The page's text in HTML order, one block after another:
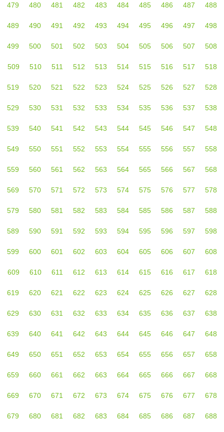
479 480 481 482 483 484 485 486 487 488
489 490 491 492 493 494 495 496 497 498
499 500 501 502 503 504 505 506 507 508
509 510 511 512 513 514 515 516 517 518
519 520 521 522 523 524 525 526 527 528
529 530 531 532 533 534 535 536 537 538
539 540 541 542 543 544 545 546 547 548
549 550 551 552 553 554 555 556 557 558
559 560 561 562 563 564 565 566 567 568
569 570 571 572 573 574 575 576 577 578
579 580 581 582 583 584 585 586 587 588
589 590 591 592 593 594 595 596 597 598
599 600 601 602 603 604 605 606 607 608
609 610 611 612 613 614 615 616 617 618
619 620 621 622 623 624 625 626 627 628
629 630 631 632 633 634 635 636 637 638
639 640 641 642 643 644 645 646 647 648
649 650 651 652 653 654 655 656 657 658
659 660 661 662 663 664 665 666 667 668
669 670 671 672 673 674 675 676 677 678
679 680 681 682 683 684 685 686 687 688